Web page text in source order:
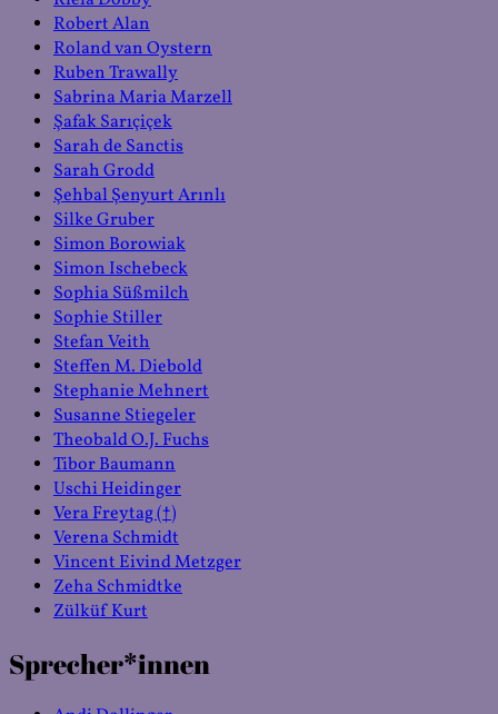
Robert Alan
Roland van Oystern
Ruben Trawally
Sabrina Maria Marzell
Şafak Sarıçiçek
Sarah de Sanctis
Sarah Grodd
Şehbal Şenyurt Arınlı
Silke Gruber
Simon Borowiak
Simon Ischebeck
Sophia Süßmilch
Sophie Stiller
Stefan Veith
Steffen M. Diebold
Stephanie Mehnert
Susanne Stiegeler
Theobald O.J. Fuchs
Tibor Baumann
Uschi Heidinger
Vera Freytag (†)
Verena Schmidt
Vincent Eivind Metzger
Zeha Schmidtke
Zülküf Kurt
Sprecher*innen